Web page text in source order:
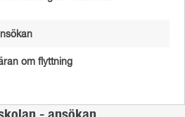
om flyttning